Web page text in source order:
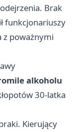
Brak
funkcjonariuszy
z poważnymi
alkoholu
30-latka
Kierujący